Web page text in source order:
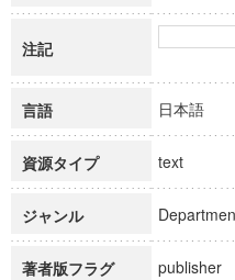
注記
言語 日本語
資源タイプ text
ジャンル
著者版フラグ publisher